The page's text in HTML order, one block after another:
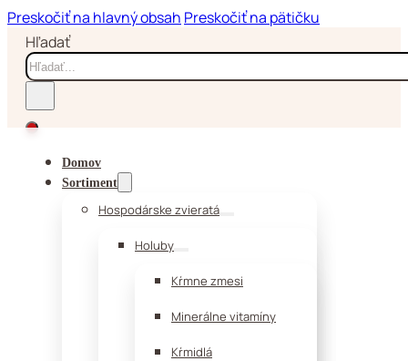
Preskočiť na hlavný obsah Preskočiť na pätičku
Hľadať
Domov
Sortiment
Hospodárske zvieratá
Holuby
Kŕmne zmesi
Minerálne vitamíny
Kŕmidlá